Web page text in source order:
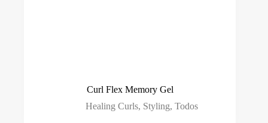
Curl Flex Memory Gel
Healing Curls, Styling,Todos